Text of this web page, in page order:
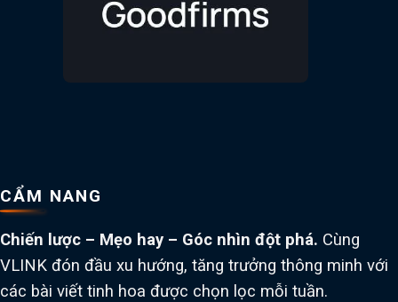
CẨM NANG
Chiến lược – Mẹo hay – Góc nhìn đột phá. Cùng
VLINK đón đầu xu hướng, tăng trưởng thông minh với
các bài viết tinh hoa được chọn lọc mỗi tuần.